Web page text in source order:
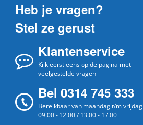
Heb je vragen?
Stel ze gerust
Klantenservice
Kijk eerst eens op de pagina met
veelgestelde vragen
Bel 0314 745 333
Bereikbaar van maandag t/m vrijdag
09.00 - 12.00 / 13.00 - 17.00